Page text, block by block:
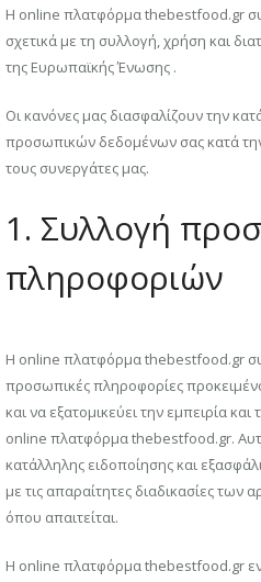
Η online πλατφόρμα thebestfood.gr
σχετικά με τη συλλογή, χρήση και
της Ευρωπαϊκής Ένωσης .
Οι κανόνες μας διασφαλίζουν την
προσωπικών δεδομένων σας κατά
τους συνεργάτες μας.
1. Συλλογή
πληροφοριών
Η online πλατφόρμα thebestfood.gr
προσωπικές πληροφορίες
και να εξατομικεύει την εμπειρία
online πλατφόρμα thebestfood.gr.
κατάλληλης ειδοποίησης και
με τις απαραίτητες διαδικασίες
όπου απαιτείται.
Η online πλατφόρμα thebestfood.gr